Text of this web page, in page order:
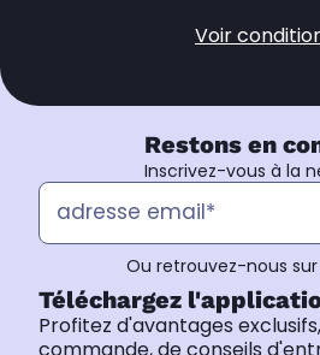
Voir
Restons en
Inscrivez-vous à la
Ou retrouvez-nous sur
Téléchargez
Profitez d'avantages